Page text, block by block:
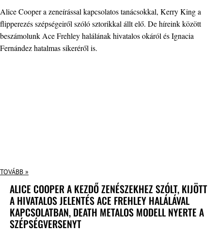
Alice Cooper a zeneírással kapcsolatos tanácsokkal, Kerry King a
flipperezés szépségeiről szóló sztorikkal állt elő. De híreink között
beszámolunk Ace Frehley halálának hivatalos okáról és Ignacia
Fernández hatalmas sikeréről is.
TOVÁBB »
ALICE COOPER A KEZDŐ ZENÉSZEKHEZ SZÓLT, KIJÖTT
A HIVATALOS JELENTÉS ACE FREHLEY HALÁLÁVAL
KAPCSOLATBAN, DEATH METALOS MODELL NYERTE A
SZÉPSÉGVERSENYT